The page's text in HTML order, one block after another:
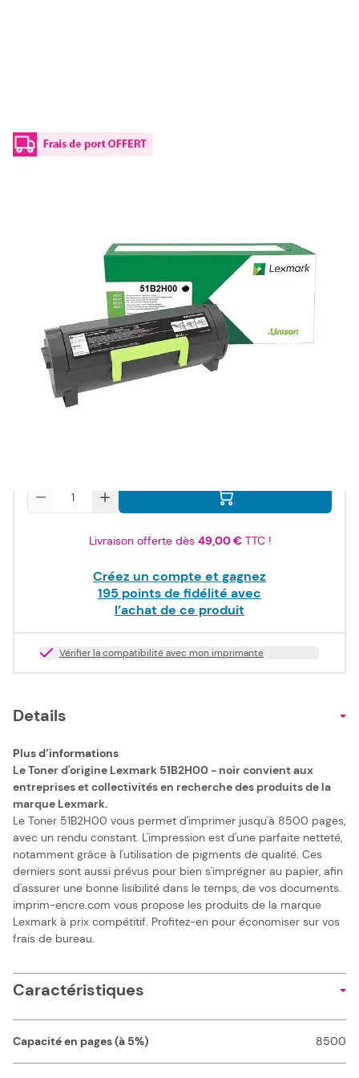
Capacité en pages (à 5%) :
51B2H00 Lexmark - noir - toner de marque
ISO/IEC
19752
Quantité
Livraison offerte dès 49,00 €TTC !
Créez un compte et gagnez
195 points de fidélité avec
l’achat de ce produit
Vérifier la compatibilité avec mon imprimante
Details
Plus d’informations
Le Toner d'origine Lexmark 51B2H00 - noir convient aux
entreprises et collectivités en recherche des produits de la
marque Lexmark.
Le Toner 51B2H00 vous permet d'imprimer jusqu'à 8500 pages,
avec un rendu constant. L'impression est d'une parfaite netteté,
notamment grâce à l'utilisation de pigments de qualité. Ces
derniers sont aussi prévus pour bien s'imprégner au papier, afin
d'assurer une bonne lisibilité dans le temps, de vos documents.
imprim-encre.com vous propose les produits de la marque
Lexmark à prix compétitif. Profitez-en pour économiser sur vos
frais de bureau.
Caractéristiques
Capacité en pages (à 5%) 8500